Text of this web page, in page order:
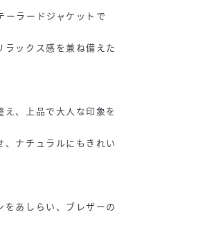
ーラードジャケットで
ラックス感を兼ね備えた
、上品で大人な印象を
ナチュラルにもきれい
あしらい、ブレザーの